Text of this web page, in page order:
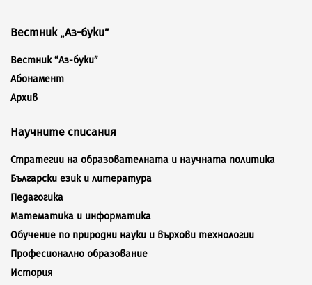
Вестник „Аз-буки”
Вестник “Аз-буки”
Абонамент
Архив
Научните списания
Стратегии на образователната и научната политика
Български език и литература
Педагогика
Математика и информатика
Обучение по природни науки и върхови технологии
Професионално образование
История